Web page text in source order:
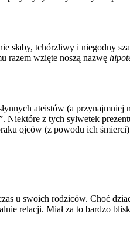
tchórzliwy i niegodny
razem wzięte noszą nazwę
ateistów (a
z tych sylwetek
ojców (z powodu ich
u swoich rodziców. Choć
relacji. Miał za to bardzo